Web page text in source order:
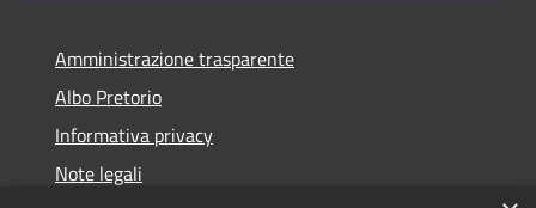
Amministrazione trasparente
Albo Pretorio
Informativa privacy
Note legali